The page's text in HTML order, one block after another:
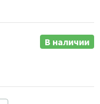
В наличии